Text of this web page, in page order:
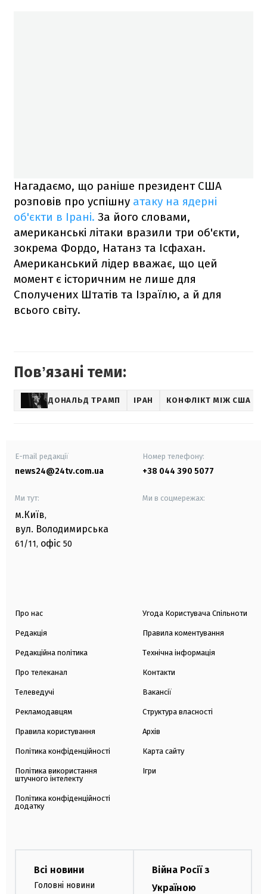
Нагадаємо, що раніше президент США
розповів про успішну атаку на ядерні
об'єкти в Ірані. За його словами,
американські літаки вразили три об'єкти,
зокрема Фордо, Натанз та Ісфахан.
Американський лідер вважає, що цей
момент є історичним не лише для
Сполучених Штатів та Ізраїлю, а й для
всього світу.
Повʼязані теми:
ДОНАЛЬД ТРАМП ІРАН КОНФЛІКТ МІЖ США ТА
E-mail редакції
news24@24tv.com.ua
Номер телефону:
+38 044 390 5077
Ми тут:
м.Київ,
вул. Володимирська
61/11, офіс 50
Ми в соцмережах:
Про нас
Редакція
Редакційна політика
Про телеканал
Телеведучі
Рекламодавцям
Правила користування
Політика конфіденційності
Політика використання
штучного інтелекту
Політика конфіденційності
додатку
Угода Користувача Спільноти
Правила коментування
Технічна інформація
Контакти
Вакансії
Структура власності
Архів
Карта сайту
Ігри
Всі новини
Головні новини
Війна Росії з
Україною